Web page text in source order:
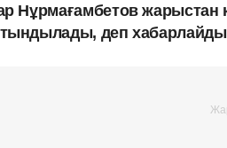
Нұрмағамбетов жарыстан
деп хабарлайды